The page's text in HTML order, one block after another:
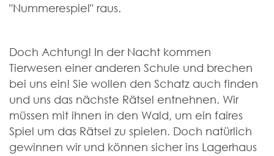
"Nummerespiel" raus.
Doch Achtung! In der Nacht kommen
Tierwesen einer anderen Schule und brechen
bei uns ein! Sie wollen den Schatz auch finden
und uns das nächste Rätsel entnehnen. Wir
müssen mit ihnen in den Wald, um ein faires
Spiel um das Rätsel zu spielen. Doch natürlich
gewinnen wir und können sicher ins Lagerhaus